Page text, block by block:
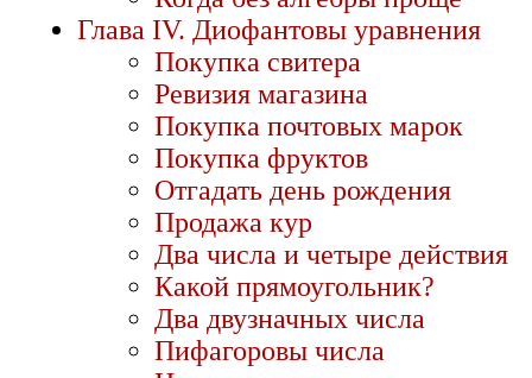
Глава IV. Диофантовы уравнения
Покупка свитера
Ревизия магазина
Покупка почтовых марок
Покупка фруктов
Отгадать день рождения
Продажа кур
Два числа и четыре действия
Какой прямоугольник?
Два двузначных числа
Пифагоровы числа